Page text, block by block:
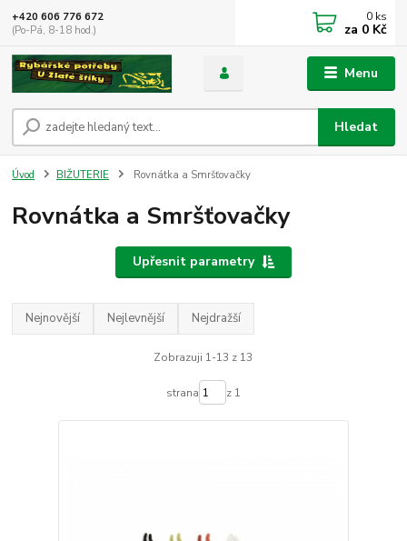
Menu
Hledat
+420 606 776 672
(Po-Pá, 8-18 hod.)
0 ks
za 0 Kč
Úvod BIŽUTERIE Rovnátka a Smršťovačky
Rovnátka a Smršťovačky
Upřesnit parametry
Nejnovější Nejlevnější Nejdražší
Zobrazuji 1-13 z 13
strana z 1